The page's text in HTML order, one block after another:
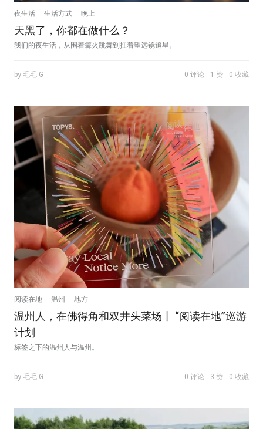
夜生活 生活方式 晚上
天黑了，你都在做什么？
我们的夜生活，从围着篝火跳舞到扛着望远镜追星。
by 毛毛.G 0 评论 1 赞 0 收藏
阅读在地 温州 地方
温州人，在佛得角和双井头菜场丨 “阅读在地”巡游
计划
标签之下的温州人与温州。
by 毛毛.G 0 评论 3 赞 0 收藏